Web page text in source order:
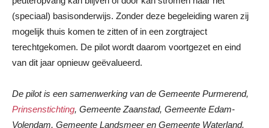
(speciaal) basisonderwijs. Zonder deze begeleiding waren zij
mogelijk thuis komen te zitten of in een zorgtraject
terechtgekomen. De pilot wordt daarom voortgezet en eind
van dit jaar opnieuw geëvalueerd.
De pilot is een samenwerking van de Gemeente Purmerend,
Prinsenstichting, Gemeente Zaanstad, Gemeente Edam-
Volendam, Gemeente Landsmeer en Gemeente Waterland.